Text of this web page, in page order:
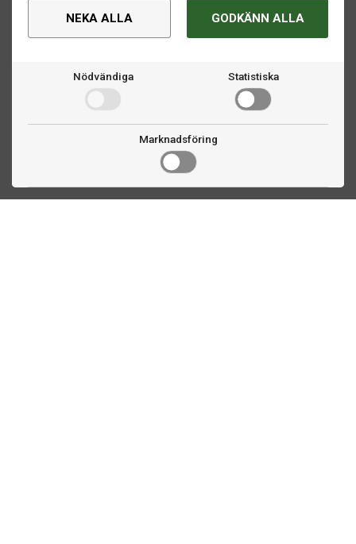
NEKA ALLA GODKÄNN ALLA
Nödvändiga Statistiska
Marknadsföring